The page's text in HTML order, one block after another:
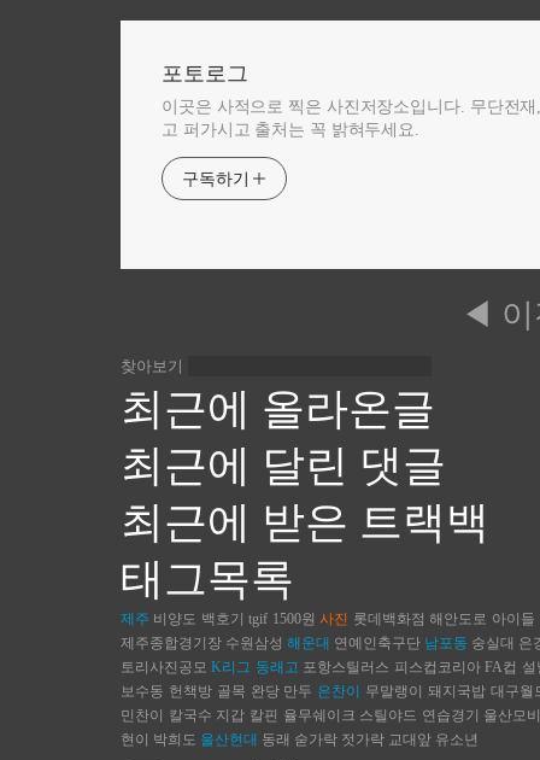
포토로그
이곳은 사적으로 찍은 사진저장소입니다. 무단전
고 퍼가시고 출처는 꼭 밝혀두세요.
구독하기
◀
찾아보기
최근에 올라온글
최근에 달린 댓글
최근에 받은 트랙백
태그목록
제주 비양도 백호기 tgif 1500원 사진 롯데백화점 해안도로 아이들
제주종합경기장 수원삼성 해운대 연예인축구단 남포동 숭실대 은
토리사진공모 K리그 동래고 포항스틸러스 피스컵코리아 FA컵 설
보수동 헌책방 골목 완당 만두 은찬이 무말랭이 돼지국밥 대구월
민찬이 칼국수 지갑 칼핀 율무쉐이크 스틸야드 연습경기 울산모
현이 박희도 울산현대 동래 숟가락 젓가락 교대앞 유소년